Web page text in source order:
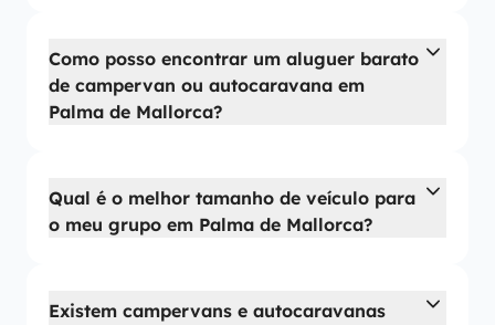
Como posso encontrar um aluguer barato
de campervan ou autocaravana em
Palma de Mallorca?
Qual é o melhor tamanho de veículo para
o meu grupo em Palma de Mallorca?
Existem campervans e autocaravanas